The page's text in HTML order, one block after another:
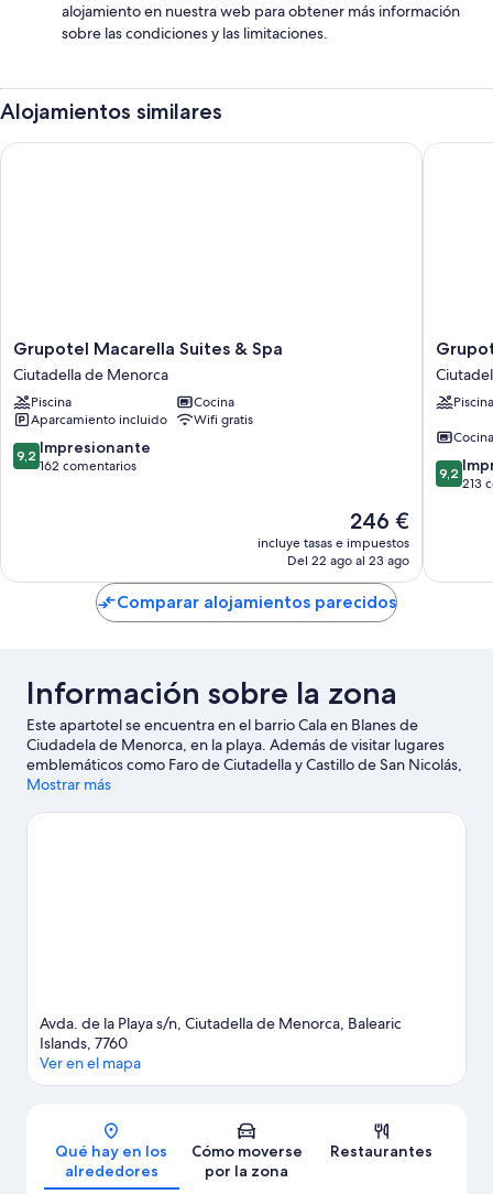
alojamiento en nuestra web para obtener más información
sobre las condiciones y las limitaciones.
Alojamientos similares
Grupotel
Macarella
Suites
&
Spa
Ciutadella
de
Grupotel Macarella Suites & Spa
Ciutadella de Menorca
Piscina
Cocina
Aparcamiento incluido
Wifi gratis
9.2
sobre
9,2 Impresionante
162 comentarios
El
actual
de
246 €
246 €
incluye tasas e impuestos
Del 22 ago al 23 ago
Grupotel Macarella Suites & Spa
Club
Piscina
Cocina
9.2
sobre
9,2
213
Comparar alojamientos parecidos
Información sobre la zona
Este apartotel se encuentra en el barrio Cala en Blanes de
Ciudadela de Menorca, en la playa. Además de visitar lugares
emblemáticos como Faro de Ciutadella y Castillo de San Nicolás,
podrás apreciar la belleza natural de Cala Turqueta o Playa Son
especial durante tu estancia, consulta el calendario de
Mostrar más
Avda. de la Playa s/n, Ciutadella de Menorca, Balearic
Islands, 7760
Ver en el mapa
Qué hay en los
alrededores
Cómo moverse
por la zona
Restaurantes